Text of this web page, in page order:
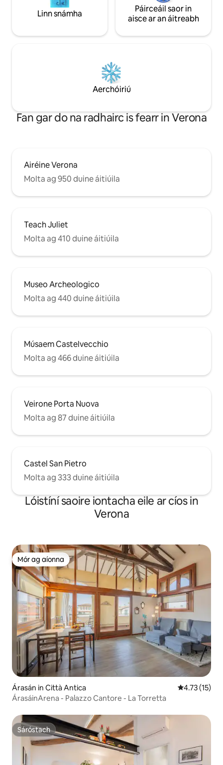
Linn snámha
Páirceáil saor in
aisce ar an áitreabh
Aerchóiriú
Fan gar do na radhairc is fearr in Verona
Airéine Verona
Molta ag 950 duine áitiúila
Teach Juliet
Molta ag 410 duine áitiúila
Museo Archeologico
Molta ag 440 duine áitiúila
Músaem Castelvecchio
Molta ag 466 duine áitiúila
Veirone Porta Nuova
Molta ag 87 duine áitiúila
Castel San Pietro
Molta ag 333 duine áitiúila
Lóistíní saoire iontacha eile ar cíos in
Verona
Mór ag aíonna
Mór ag aíonna
Árasán in Città Antica Meánrátáil
4.73 (15)
ÁrasáinArena - Palazzo Cantore - La Torretta
Sáróstach
Sáróstach